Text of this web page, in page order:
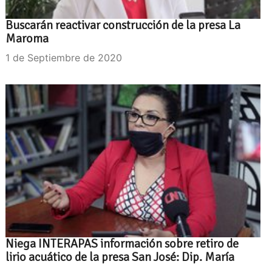
Buscarán reactivar construcción de la presa La
Maroma
1 de Septiembre de 2020
Niega INTERAPAS información sobre retiro de
lirio acuático de la presa San José: Dip. María